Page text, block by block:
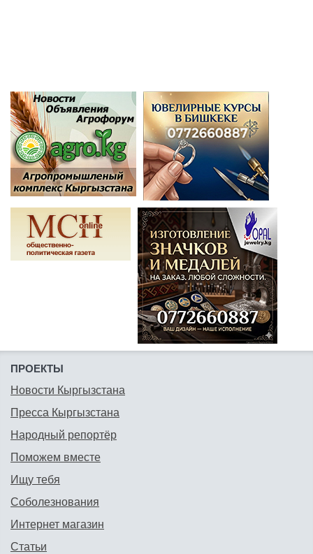
ПРОЕКТЫ
Новости Кыргызстана
Пресса Кыргызстана
Народный репортёр
Поможем вместе
Ищу тебя
Соболезнования
Интернет магазин
Статьи